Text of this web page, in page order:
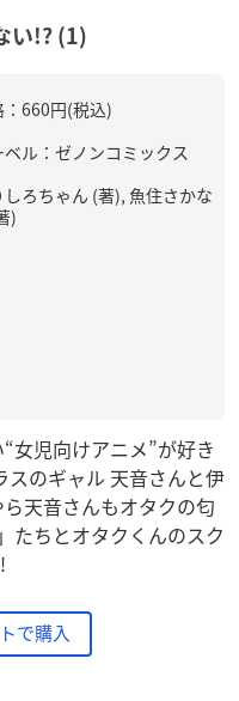
い!? (1)
：660円(税込)
ベル：ゼノンコミックス
しろちゃん (著), 魚住さかな
)
女児向けアニメ”が好き
スのギャル 天音さんと伊
天音さんもオタクの匂
たちとオタクくんのスク
で購入